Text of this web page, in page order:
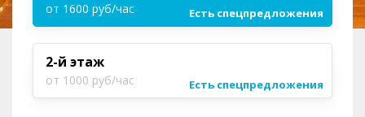
от 1600 руб/час Есть спецпредложения
2-й этаж
от 1000 руб/час Есть спецпредложения